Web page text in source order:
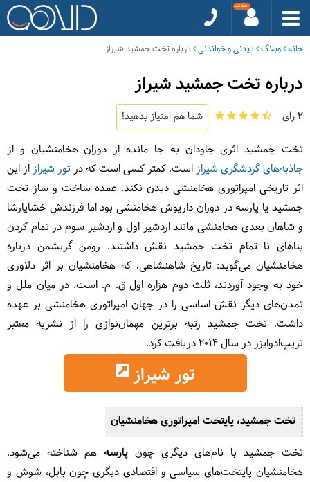
خانه وبلاگ دیدنی و خواندنی درباره تخت جمشید شیراز
درباره تخت جمشید شیراز
2رای شما هم امتیاز بدهید!
تخت جمشید اثری جاودان به جا مانده از دوران هخامنشیان و از
جاذبه‌های گردشگری شیرازاست. کمتر کسی است که درتور شیرازاز این
اثر تاریخی امپراتوری هخامنشی دیدن نکند. عمده ساخت و ساز تخت
جمشید یا پارسه در دوران داریوش هخامنشی بود اما فرزندش خشایارشا
و شاهان بعدی هخامنشی مانند اردشیر اول و اردشیر سوم در تمام کردن
بناهای نا تمام تخت جمشید نقش داشتند. رومن گریشمن درباره
هخامنشیان می‌گوید: تاریخ شاهنشاهی، که هخامنشیان بر اثر دلاوری‌
خود به وجود آوردند، ثلث دوم هزاره اول ق. م. است. در میان ملل و
تمدن‌های دیگر نقش اساسی را در جهان امپراتوری هخامنشی بر عهده
داشت. تخت جمشید رتبه برترین مهمان‌نوازی را از نشریه معتبر
تریپ‌ادوایزر در سال 2014 دریافت کرد.
تور شیراز
تخت جمشید، پایتخت امپراتوری هخامنشیان
تخت جمشید با نام‌های دیگری چون پارسه هم شناخته می‌شود.
هخامنشیان پایتخت‌های سیاسی و اقتصادی دیگری چون بابل، شوش و